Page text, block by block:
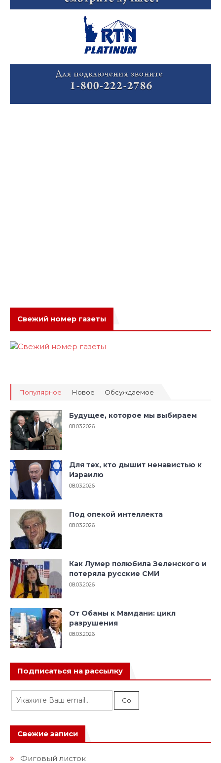
Свежий номер газеты
Популярное Новое Обсуждаемое
Будущее, которое мы выбираем
08.03.2026
Для тех, кто дышит ненавистью к
Израилю
08.03.2026
Под опекой интеллекта
08.03.2026
Как Лумер полюбила Зеленского и
потеряла русские СМИ
08.03.2026
От Обамы к Мамдани: цикл
разрушения
08.03.2026
Подписаться на рассылку
Свежие записи
Фиговый листок